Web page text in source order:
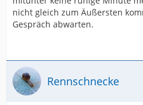
nicht gleich zum Äußersten
Gespräch abwarten.
Rennschnecke